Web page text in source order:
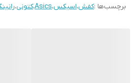
بکار رفته است
برچسب‌ها :کفش،اسیکس،Asics،کتونی،